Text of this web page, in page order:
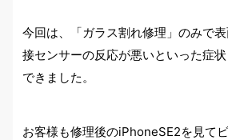
今回は、「ガラス割れ修理」のみで
接センサーの反応が悪いといった症
できました。
お客様も修理後のiPhoneSE2を見て